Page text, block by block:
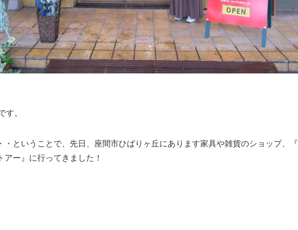
す。
・ということで、先日、座間市ひばりヶ丘にあります家具や雑貨のショップ、『
アー』に行ってきました！